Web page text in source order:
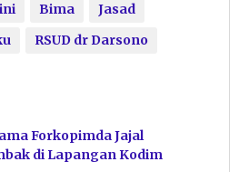
Bima
Jasad
RSUD dr Darsono
Forkopimda Jajal
di Lapangan Kodim